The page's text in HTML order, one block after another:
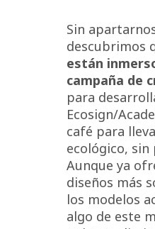
Sin
descubrimos
están
campaña de
para
Ecosign/
café para
ecológico, sin
Aunque ya
diseños más
los modelos
algo de este